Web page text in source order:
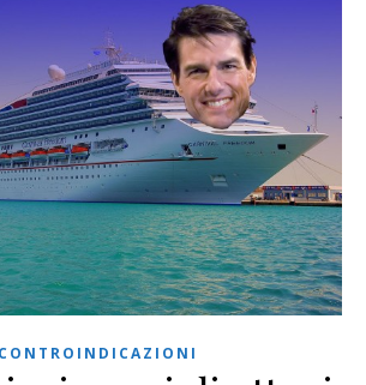
CONTROINDICAZIONI